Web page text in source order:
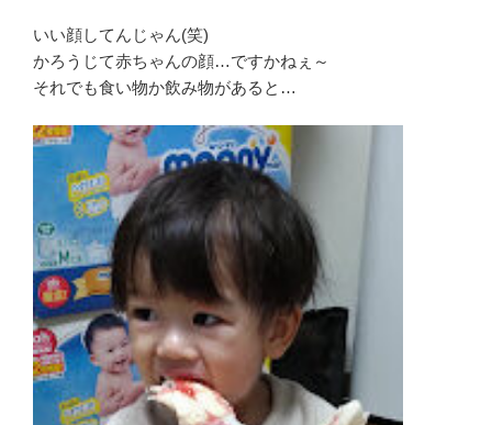
いい顔してんじゃん(笑)
かろうじて赤ちゃんの顔…ですかねぇ～
それでも食い物か飲み物があると…